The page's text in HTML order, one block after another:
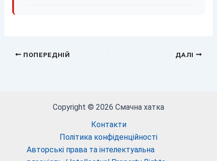
ПОПЕРЕДНІЙ ДАЛІ
Copyright © 2026 Смачна хатка
Контакти
Політика конфіденційності
Авторські права та інтелектуальна